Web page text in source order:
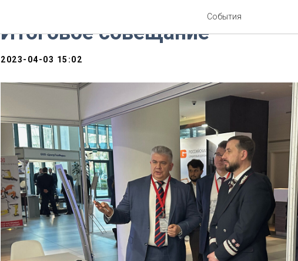
События
Итоговое совещание
2023-04-03 15:02